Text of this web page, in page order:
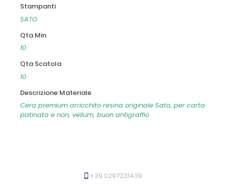
Stampanti
SATO
Qta Min
10
Qta Scatola
10
Descrizione Materiale
Cera premium arricchito resina originale Sato, per carta
patinata e non, vellum, buon antigraffio
+39 0297231439